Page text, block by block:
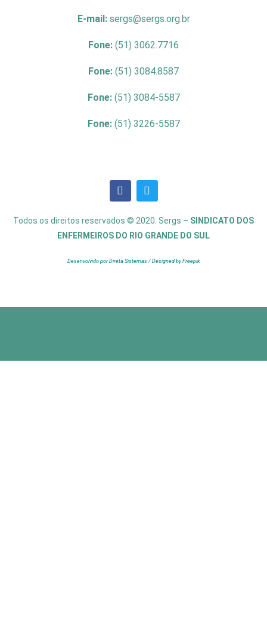
E-mail: sergs@sergs.org.br
Fone: (51) 3062.7716
Fone: (51) 3084.8587
Fone: (51) 3084-5587
Fone: (51) 3226-5587
Todos os direitos reservados © 2020. Sergs – SINDICATO DOS
ENFERMEIROS DO RIO GRANDE DO SUL
Desenvolvido por Direta Sistemas / Designed by Freepik